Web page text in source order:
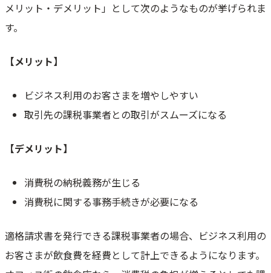
メリット・デメリット」として次のようなものが挙げられま
す。
【メリット】
ビジネス利用のお客さまを増やしやすい
取引先の課税事業者との取引がスムーズになる
【デメリット】
消費税の納税義務が生じる
消費税に関する事務手続きが必要になる
適格請求書を発行できる課税事業者の場合、ビジネス利用の
お客さまが飲食費を経費として計上できるようになります。